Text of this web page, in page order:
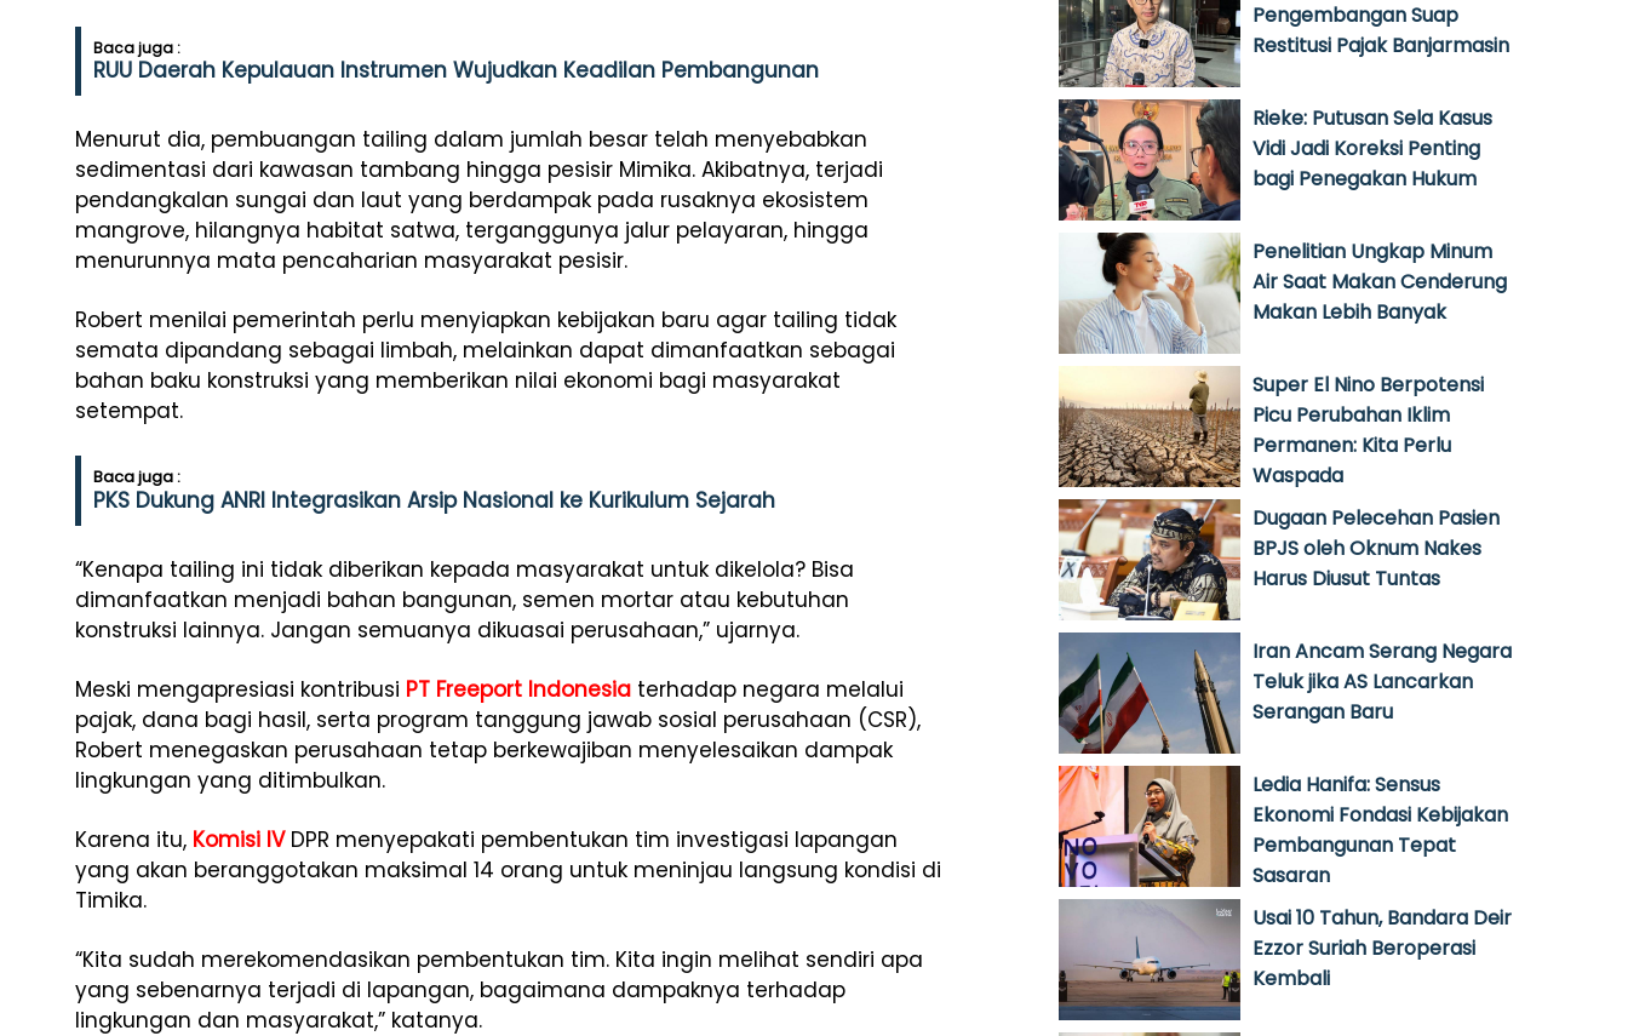
Baca juga :
RUU Daerah Kepulauan Instrumen Wujudkan Keadilan Pembangunan
Menurut dia, pembuangan tailing dalam jumlah besar telah menyebabkan
sedimentasi dari kawasan tambang hingga pesisir Mimika. Akibatnya, terjadi
pendangkalan sungai dan laut yang berdampak pada rusaknya ekosistem
mangrove, hilangnya habitat satwa, terganggunya jalur pelayaran, hingga
menurunnya mata pencaharian masyarakat pesisir.
Robert menilai pemerintah perlu menyiapkan kebijakan baru agar tailing tidak
semata dipandang sebagai limbah, melainkan dapat dimanfaatkan sebagai
bahan baku konstruksi yang memberikan nilai ekonomi bagi masyarakat
setempat.
Baca juga :
PKS Dukung ANRI Integrasikan Arsip Nasional ke Kurikulum Sejarah
“Kenapa tailing ini tidak diberikan kepada masyarakat untuk dikelola? Bisa
dimanfaatkan menjadi bahan bangunan, semen mortar atau kebutuhan
konstruksi lainnya. Jangan semuanya dikuasai perusahaan,” ujarnya.
Meski mengapresiasi kontribusi PT Freeport Indonesia terhadap negara melalui
pajak, dana bagi hasil, serta program tanggung jawab sosial perusahaan (CSR),
Robert menegaskan perusahaan tetap berkewajiban menyelesaikan dampak
lingkungan yang ditimbulkan.
Karena itu, Komisi IVDPR menyepakati pembentukan tim investigasi lapangan
yang akan beranggotakan maksimal 14 orang untuk meninjau langsung kondisi di
Timika.
“Kita sudah merekomendasikan pembentukan tim. Kita ingin melihat sendiri apa
yang sebenarnya terjadi di lapangan, bagaimana dampaknya terhadap
lingkungan dan masyarakat,” katanya.
Pengembangan Suap
Restitusi Pajak Banjarmasin
Rieke: Putusan Sela Kasus
Vidi Jadi Koreksi Penting
bagi Penegakan Hukum
Penelitian Ungkap Minum
Air Saat Makan Cenderung
Makan Lebih Banyak
Super El Nino Berpotensi
Picu Perubahan Iklim
Permanen: Kita Perlu
Waspada
Dugaan Pelecehan Pasien
BPJS oleh Oknum Nakes
Harus Diusut Tuntas
Iran Ancam Serang Negara
Teluk jika AS Lancarkan
Serangan Baru
Ledia Hanifa: Sensus
Ekonomi Fondasi Kebijakan
Pembangunan Tepat
Sasaran
Usai 10 Tahun, Bandara Deir
Ezzor Suriah Beroperasi
Kembali